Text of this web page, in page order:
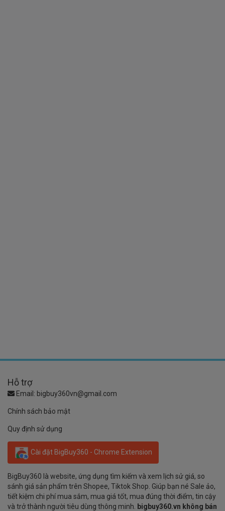
Hỗ trợ
Email: bigbuy360vn@gmail.com
Chính sách bảo mật
Quy định sử dụng
Cài đặt BigBuy360 - Chrome Extension
BigBuy360 là website, ứng dụng tìm kiếm và xem lịch sử giá, so
sánh giá sản phẩm trên Shopee, Tiktok Shop. Giúp bạn né Sale ảo,
tiết kiệm chi phí mua sắm, mua giá tốt, mua đúng thời điểm, tin cậy
và trở thành người tiêu dùng thông minh. bigbuy360.vn không bán